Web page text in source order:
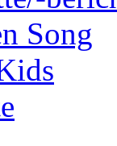
Song